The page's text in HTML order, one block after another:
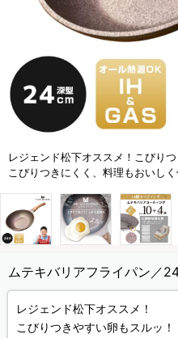
レジェンド松下オススメ！こびり
こびりつきにくく、料理もおいし
ムテキバリアフライパン／
レジェンド松下オススメ！
こびりつきやすい卵もスルッ！